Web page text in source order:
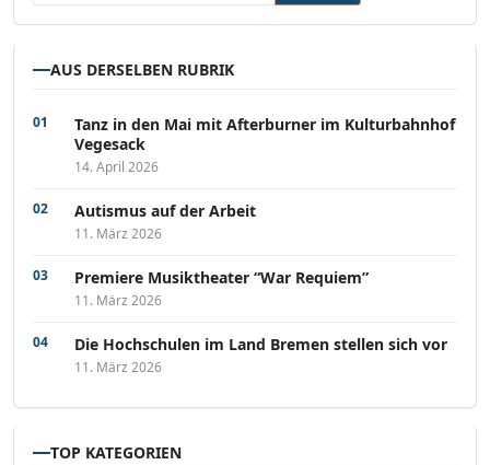
AUS DERSELBEN RUBRIK
Tanz in den Mai mit Afterburner im Kulturbahnhof
Vegesack
14. April 2026
Autismus auf der Arbeit
11. März 2026
Premiere Musiktheater “War Requiem”
11. März 2026
Die Hochschulen im Land Bremen stellen sich vor
11. März 2026
TOP KATEGORIEN